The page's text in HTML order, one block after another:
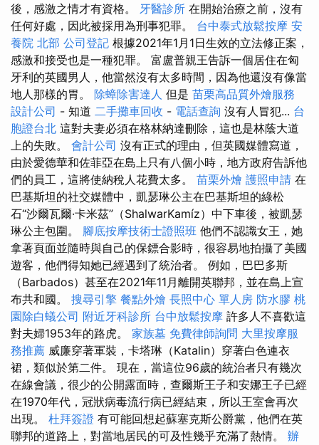
後，感激之情才有資格。 牙醫診所 在開始治療之前，沒有
任何好處，因此被採用為刑事犯罪。 台中泰式放鬆按摩 安
養院 北部 公司登記 根據2021年1月1日生效的立法修正案，
感激和接受也是一種犯罪。 富盧普親王告訴一個居住在匈
牙利的英國男人，他當然沒有太多時間，因為他還沒有像當
地人那樣的胃。 除蟑除害達人 但是 苗栗高品質外燴服務
設計公司 - 知道 二手攤車回收 - 電話查詢 沒有人冒犯... 台
胞證台北 這對夫妻必須在格林納達刪除，這也是林蔭大道
上的失敗。 會計公司 沒有正式的理由，但英國媒體寫道，
由於愛德華和佐菲亞在島上只有八個小時，地方政府告訴他
們的員工，這將使納稅人花費太多。 苗栗外燴 護照申請 在
巴基斯坦的社交媒體中，凱瑟琳公主在巴基斯坦的綠松
石“沙爾瓦爾·卡米茲”（ShalwarKamíz）中下車後，被凱瑟
琳公主包圍。 腳底按摩技術士證照班 他們不認識女王，她
拿著頁面並隨時與自己的保鏢合影時，很容易地拍攝了美國
遊客，他們得知她已經遇到了統治者。 例如，巴巴多斯
（Barbados）甚至在2021年11月離開英聯邦，並在島上宣
布共和國。 搜尋引擎 餐點外燴 長照中心 單人房 防水膠 桃
園除白蟻公司 附近牙科診所 台中放鬆按摩 許多人不喜歡這
對夫婦1953年的路虎。 家族墓 免費律師詢問 大里按摩服
務推薦 威廉穿著軍裝，卡塔琳（Katalin）穿著白色連衣
裙，類似於第二件。 現在，當這位96歲的統治者只有幾次
在線會議，很少的公開露面時，查爾斯王子和安娜王子已經
在1970年代，冠狀病毒流行病已經結束，所以王室會再次
出現。 杜拜簽證 有可能回想起蘇塞克斯公爵黨，他們在英
聯邦的道路上，對當地居民的可及性幾乎充滿了熱情。 辦